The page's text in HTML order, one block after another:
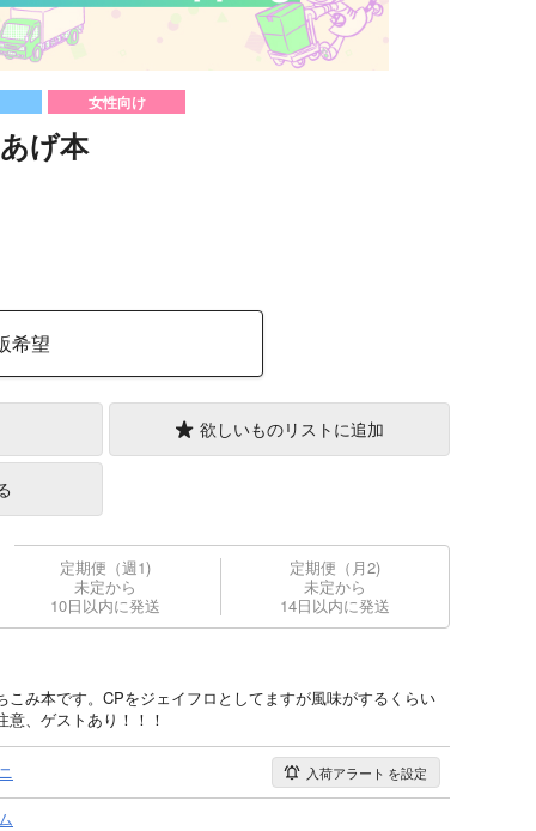
女性向け
げ本
希望
欲しいものリストに追加
定期便（週1)
未定から
10日以内に発送
定期便（月2)
未定から
14日以内に発送
み本です。CPをジェイフロとしてますが風味がするくらい
、ゲストあり！！！
入荷アラート を設定